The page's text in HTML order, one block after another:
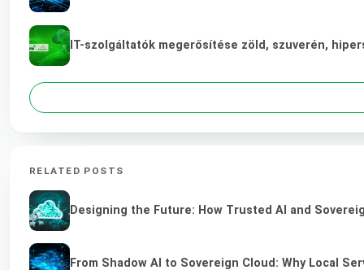
IT-szolgáltatók megerősítése zöld, szuverén,
RELATED POSTS
Designing the Future: How Trusted AI and
From Shadow AI to Sovereign Cloud: Why Local